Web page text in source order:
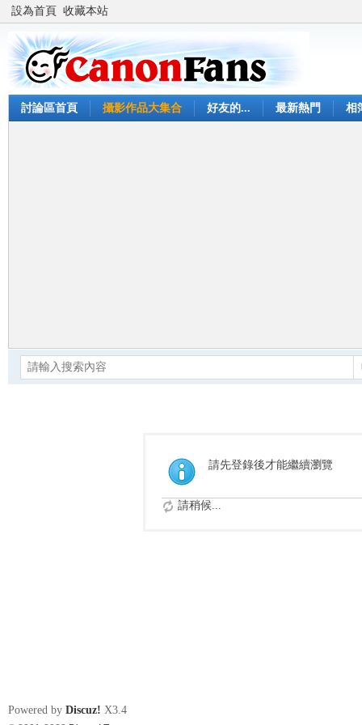
設為首頁 收藏本站
討論區首頁 攝影作品大集合 好友的... 最新熱門 相
請先登錄後才能繼續瀏覽
請稍候...
Powered by Discuz! X3.4